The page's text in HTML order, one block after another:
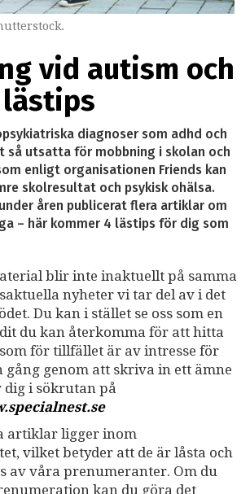
vid autism och
diagnoser som adhd och
så utsatta för mobbning i skolan och
enligt organisationen Friends kan
skolresultat och psykisk ohälsa.
åren publicerat flera artiklar om
– här kommer 4 lästips för dig som
blir inte inaktuellt på samma
nyheter vi tar del av i det
Du kan i stället se oss som en
du kan återkomma för att hitta
för tillfället är av intresse för
gång genom att skriva in ett ämne
dig i sökrutan på
artiklar ligger inom
vilket betyder att de är låsta och
av våra prenumeranter. Om du
kan du göra det